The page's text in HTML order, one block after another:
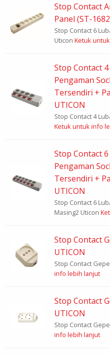
Stop Contact
Panel (ST-
Stop Contact 6
Uticon Ketuk
Stop Contact
Pengaman
Tersendiri +
UTICON
Stop Contact 4
Ketuk untuk info
Stop Contact
Pengaman
Tersendiri +
UTICON
Stop Contact 6
Masing2 Uticon
Stop Contact
UTICON
Stop Contact
info lebih lanjut
Stop Contact
UTICON
Stop Contact
info lebih lanjut